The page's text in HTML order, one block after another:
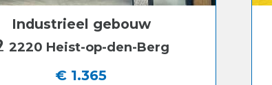
Industrieel gebouw
2220 Heist-op-den-Berg
€ 1.365